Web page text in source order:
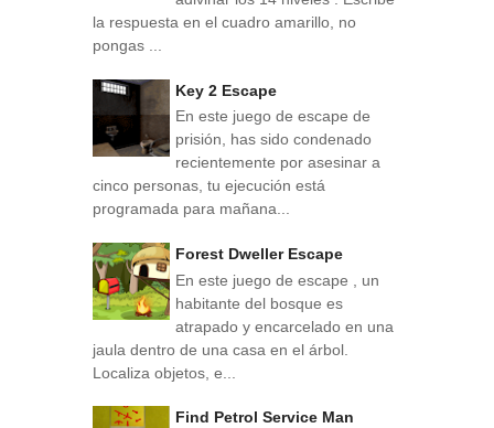
la respuesta en el cuadro amarillo, no
pongas ...
Key 2 Escape
En este juego de escape de
prisión, has sido condenado
recientemente por asesinar a
cinco personas, tu ejecución está
programada para mañana...
Forest Dweller Escape
En este juego de escape , un
habitante del bosque es
atrapado y encarcelado en una
jaula dentro de una casa en el árbol.
Localiza objetos, e...
Find Petrol Service Man